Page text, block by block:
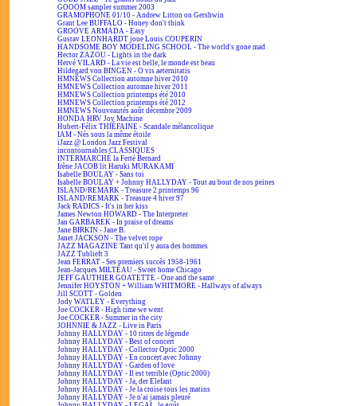
GOOOM sampler summer 2003
GRAMOPHONE 01/10 - Andrew Litton on Gershwin
Grant Lee BUFFALO - Honey don't think
GROOVE ARMADA - Easy
Gustav LEONHARDT joue Louis COUPERIN
HANDSOME BOY MODELING SCHOOL - The world's gone mad
Hector ZAZOU - Lights in the dark
Hervé VILARD - La vie est belle, le monde est beau
Hildegard von BINGEN - O vis aeternitatis
HMNEWS Collection automne hiver 2010
HMNEWS Collection automne hiver 2011
HMNEWS Collection printemps été 2010
HMNEWS Collection printemps été 2012
HMNEWS Nouveautés août décembre 2009
HONDA HRV Joy Machine
Hubert-Félix THIÉFAINE - Scandale mélancolique
IAM - Nés sous la même étoile
iJazz @ London Jazz Festival
incontournables CLASSIQUES
INTERMARCHÉ la Ferté Bernard
Irène JACOB lit Haruki MURAKAMI
Isabelle BOULAY - Sans toi
Isabelle BOULAY + Johnny HALLYDAY - Tout au bout de nos peines
ISLAND/REMARK - Treasure 2 printemps 96
ISLAND/REMARK - Treasure 4 hiver 97
Jack RADICS - It's in her kiss
James Newton HOWARD - The Interpreter
Jan GARBAREK - In praise of dreams
Jane BIRKIN - Jane B.
Janet JACKSON - The velvet rope
JAZZ MAGAZINE Tant qu'il y aura des hommes
JAZZ Tublieft 3
Jean FERRAT - Ses premiers succès 1958-1961
Jean-Jacques MILTEAU - Sweet home Chicago
JEFF GAUTHIER GOATETTE - One and the same
Jennifer HOYSTON + William WHITMORE - Hallways of always
Jill SCOTT - Golden
Jody WATLEY - Everything
Joe COCKER - High time we went
Joe COCKER - Summer in the city
JOHNNIE & JAZZ - Live in Paris
Johnny HALLYDAY - 10 titres de légende
Johnny HALLYDAY - Best of concert
Johnny HALLYDAY - Collector Optic 2000
Johnny HALLYDAY - En concert avec Johnny
Johnny HALLYDAY - Garden of love
Johnny HALLYDAY - Il est terrible (Optic 2000)
Johnny HALLYDAY - Ja, der Elefant
Johnny HALLYDAY - Je la croise tous les matins
Johnny HALLYDAY - Je n'ai jamais pleuré